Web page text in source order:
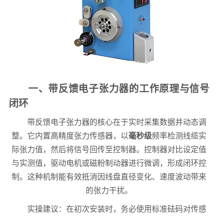
一、带反馈电子张力器的工作原理与信号
闭环
带反馈电子张力器的核心在于实时采集数据并动态调
整。它内置高精度张力传感器，以毫秒级频率检测线缆实
际张力值，然后将信号回传至控制器。控制器对比设定值
与实测值，驱动电机或磁粉制动器进行微调，形成闭环控
制。这种机制能有效抵消因线盘直径变化、速度波动带来
的张力干扰。
实操建议：在初次安装时，务必使用标准砝码对传感